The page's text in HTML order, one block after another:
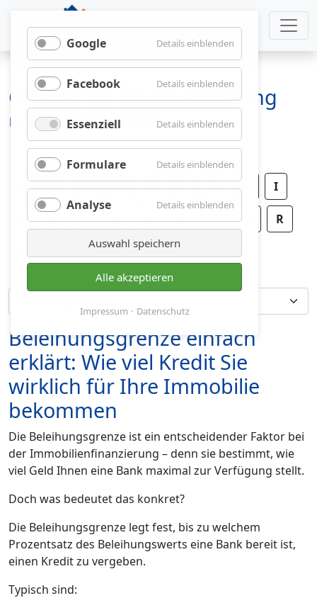
Google Details einblenden
Google
Facebook Details einblenden
Facebook
Essenziell Details einblenden
Essenziell
Formulare Details einblenden
Formulare
Analyse Details einblenden
Analyse
Auswahl speichern
Alle akzeptieren
Impressum Datenschutz
Glossar für Baufinanzierung
und Immobilien
A B C D E F G I
K L M N O P R
U V W
Beleihungsgrenze einfach
erklärt: Wie viel Kredit Sie
wirklich für Ihre Immobilie
bekommen
Die Beleihungsgrenze ist ein entscheidender Faktor bei
der Immobilienfinanzierung – denn sie bestimmt, wie
viel Geld Ihnen eine Bank maximal zur Verfügung stellt.
Doch was bedeutet das konkret?
Die Beleihungsgrenze legt fest, bis zu welchem
Prozentsatz des Beleihungswerts eine Bank bereit ist,
einen Kredit zu vergeben.
Typisch sind: